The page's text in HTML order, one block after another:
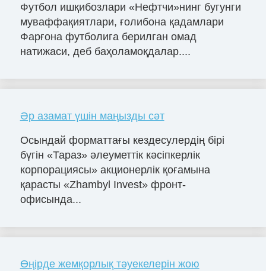
Футбол ишқибозлари «Нефтчи»нинг бугунги
муваффақиятлари, ғолибона қадамлари
Фарғона футболига берилган омад
натижаси, деб баҳоламоқдалар....
Әр азамат үшін маңызды сәт
Осындай форматтағы кездесулердің бірі
бүгін «Тараз» әлеуметтік кәсіпкерлік
корпорациясы» акционерлік қоғамына
қарасты «Zhambyl Invest» фронт-
офисында...
Өңірде жемқорлық тәуекелерін жою